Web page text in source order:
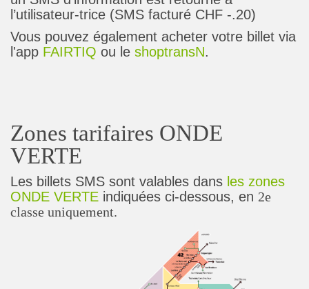
l’utilisateur-trice (SMS facturé CHF -.20)
Vous pouvez également acheter votre billet via
l'app FAIRTIQ ou le shoptransN.
Zones tarifaires ONDE
VERTE
Les billets SMS sont valables dans les zones
ONDE VERTE indiquées ci-dessous, en 2e
classe uniquement.